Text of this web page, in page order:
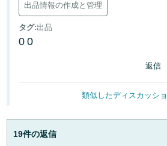
日
本
語
한
국
어
本
語
出品情報の作成と管理
タグ:出品
0 0
返信
類似したディスカッシ
19件の返信